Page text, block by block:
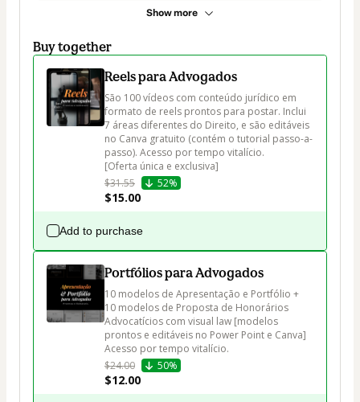
Show more
Buy together
Reels para Advogados
São 100 vídeos com conteúdo jurídico em
formato de reels prontos para postar. Inclui
7 áreas diferentes do Direito, e são editáveis
no Canva gratuito (contém o tutorial passo-a-
passo). Acesso por tempo vitalício.
[Oferta única e exclusiva]
$31.55
52%
$15.00
Add to purchase
Portfólios para Advogados
10 modelos de Apresentação e Portfólio +
10 modelos de Proposta de Honorários
Advocatícios com visual law [modelos
prontos e editáveis no Power Point e Canva]
Acesso por tempo vitalício.
$24.00
50%
$12.00